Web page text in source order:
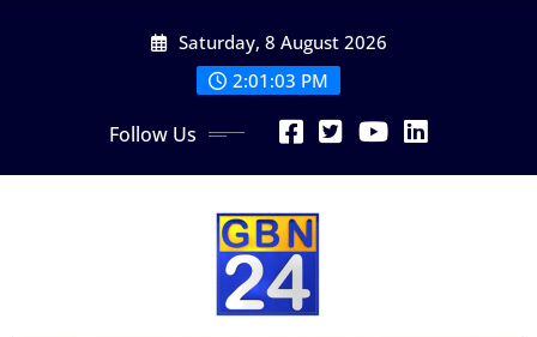
Saturday, 8 August 2026
2:01:04 PM
Follow Us